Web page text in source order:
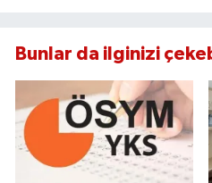
Bunlar da ilginizi